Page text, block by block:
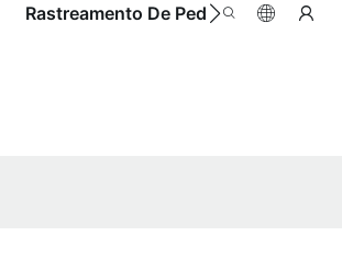
Rastreamento De Pedidos